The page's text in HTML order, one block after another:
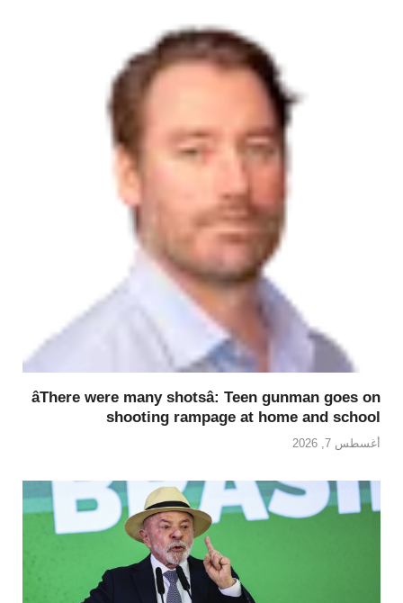
âThere were many shotsâ: Teen gunman goes on
shooting rampage at home and school
أغسطس 7, 2026